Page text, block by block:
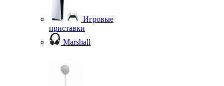
Игровые
приставки
Marshall